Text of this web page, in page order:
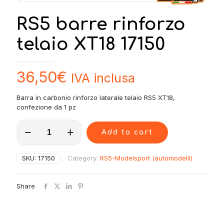
RS5 barre rinforzo
telaio XT18 17150
36,50€ IVA inclusa
Barra in carbonio rinforzo laterale telaio RS5 XT18,
confezione da 1 pz
barre
telaio
XT18
Add to cart
SKU: 17150 Category: RS5-Modelsport (automodelli)
Share